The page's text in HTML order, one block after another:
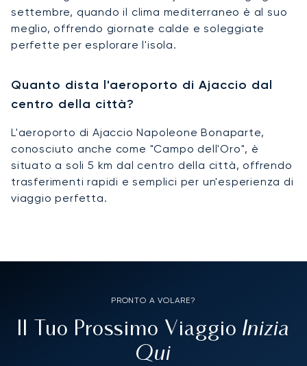
settembre, quando il clima mediterraneo è al suo
meglio, offrendo giornate calde e soleggiate
perfette per esplorare l'isola.
Quanto dista l'aeroporto di Ajaccio dal
centro della città?
L'aeroporto di Ajaccio Napoleone Bonaparte,
conosciuto anche come "Campo dell'Oro", è
situato a soli 5 km dal centro della città, offrendo
trasferimenti rapidi e semplici per un'esperienza di
viaggio perfetta.
PRONTO A VOLARE?
Il Tuo Prossimo Viaggio Inizia
Qui